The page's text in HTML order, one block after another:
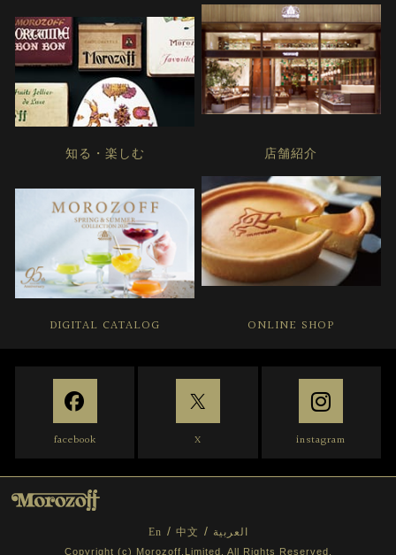
知る・楽しむ 店舗紹介
DIGITAL CATALOG ONLINE SHOP
facebook X instagram
En 中文 العربية
Copyright (c) Morozoff.Limited. All Rights Reserved.